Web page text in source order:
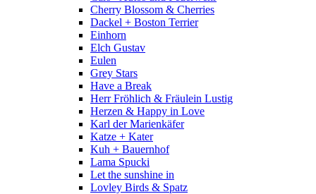
Cherry Blossom & Cherries
Dackel + Boston Terrier
Einhorn
Elch Gustav
Eulen
Grey Stars
Have a Break
Herr Fröhlich & Fräulein Lustig
Herzen & Happy in Love
Karl der Marienkäfer
Katze + Kater
Kuh + Bauernhof
Lama Spucki
Let the sunshine in
Lovley Birds & Spatz